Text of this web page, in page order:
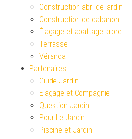
Construction abri de jardin
Construction de cabanon
Élagage et abattage arbre
Terrasse
Véranda
Partenaires
Guide Jardin
Elagage et Compagnie
Question Jardin
Pour Le Jardin
Piscine et Jardin